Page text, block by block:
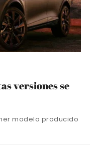
versiones se
modelo producido